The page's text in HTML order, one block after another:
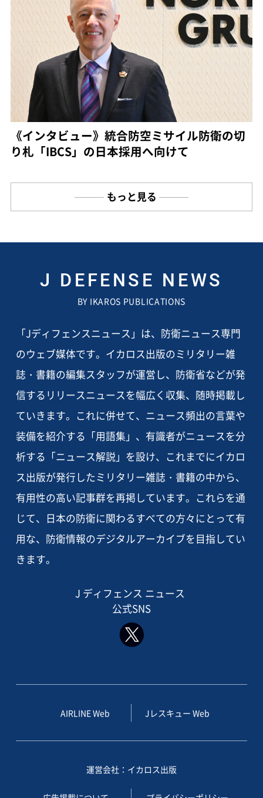
《インタビュー》統合防空ミサイル防衛の切
り札「IBCS」の日本採用へ向けて
もっと見る
J DEFENSE NEWS
BY IKAROS PUBLICATIONS
「Jディフェンスニュース」は、防衛ニュース専門
のウェブ媒体です。イカロス出版のミリタリー雑
誌・書籍の編集スタッフが運営し、防衛省などが発
信するリリースニュースを幅広く収集、随時掲載し
ていきます。これに併せて、ニュース頻出の言葉や
装備を紹介する「用語集」、有識者がニュースを分
析する「ニュース解説」を設け、これまでにイカロ
ス出版が発行したミリタリー雑誌・書籍の中から、
有用性の高い記事群を再掲しています。これらを通
じて、日本の防衛に関わるすべての方々にとって有
用な、防衛情報のデジタルアーカイブを目指してい
きます。
J ディフェンス ニュース
公式SNS
AIRLINE Web Jレスキュー Web
運営会社：イカロス出版